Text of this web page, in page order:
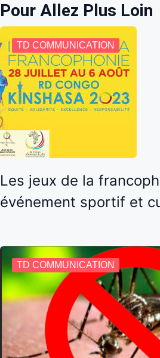
Pour Allez Plus Loin
TD COMMUNICATION
Les jeux de la
événement sportif et
TD COMMUNICATION